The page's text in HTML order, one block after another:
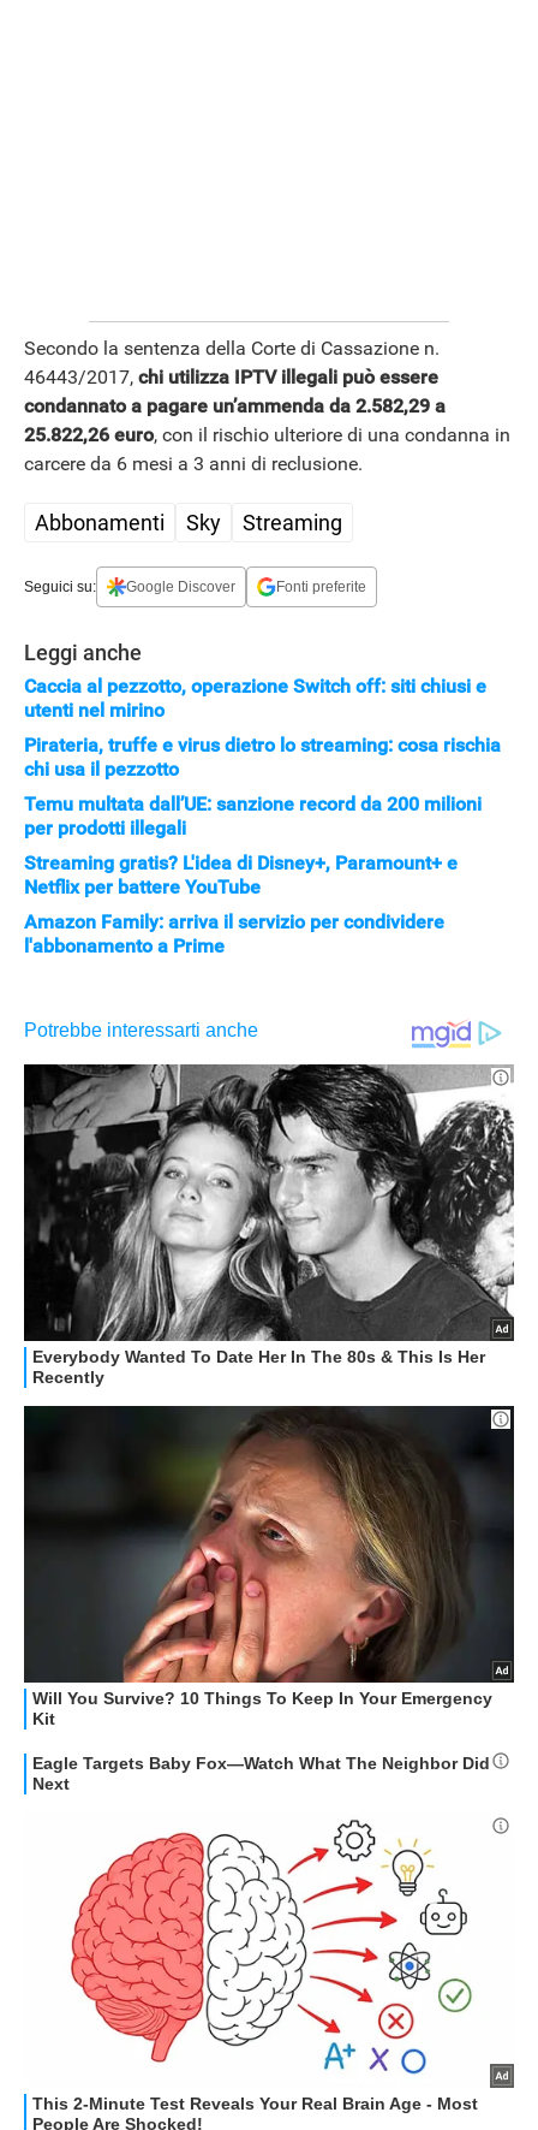
APPLE
Secondo la sentenza della Corte di Cassazione n.
46443/2017, chi utilizza IPTV illegali può essere
condannato a pagare un’ammenda da 2.582,29 a
25.822,26 euro, con il rischio ulteriore di una condanna in
carcere da 6 mesi a 3 anni di reclusione.
Abbonamenti Sky Streaming
Seguici su: Google Discover Fonti preferite
Leggi anche
Caccia al pezzotto, operazione Switch off: siti chiusi e
utenti nel mirino
Pirateria, truffe e virus dietro lo streaming: cosa rischia
chi usa il pezzotto
Temu multata dall’UE: sanzione record da 200 milioni
per prodotti illegali
Streaming gratis? L'idea di Disney+, Paramount+ e
Netflix per battere YouTube
Amazon Family: arriva il servizio per condividere
l'abbonamento a Prime